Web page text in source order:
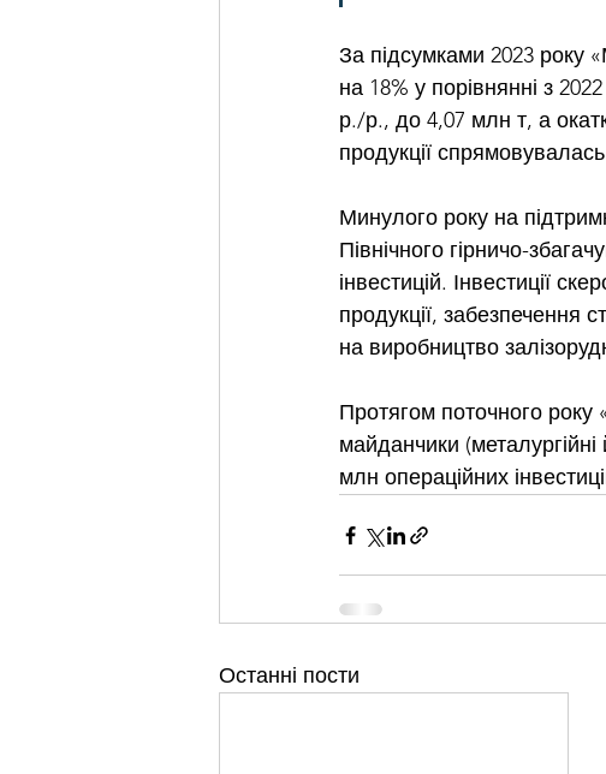
За підсумками 2023 року
на 18% у порівнянні з
р./р., до 4,07 млн т, а
продукції
Минулого року на
Північного гірничо-
інвестицій. Інвестиції
продукції, забезпечення
на виробництво
Протягом поточного року
майданчики
млн операційних
Останні пости